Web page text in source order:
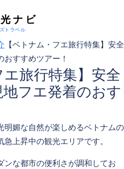
ナビ
トラベル
【ベトナム・フエ旅行特集】安全
すすめツアー！
エ旅行特集】安全
フエ発着のおす
明媚な自然が楽しめるベトナムの
上昇中の観光エリアです。
な都市の便利さが調和してお